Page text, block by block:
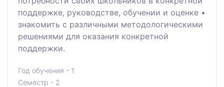
поддержке, руководстве, обучении и оценке •
знакомить с различными методологическими
решениями для оказания конкретной
поддержки.
Год обучения - 1
Семестр - 2